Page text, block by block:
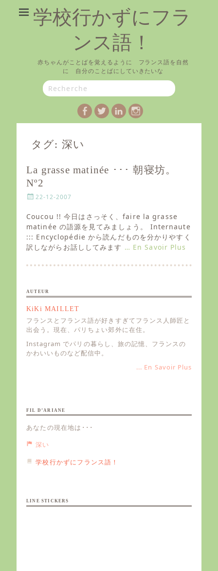
学校行かずにフラ
ンス語！
赤ちゃんがことばを覚えるように フランス語を自然
に 自分のことばにしていきたいな
Search
for:
Facebook
TwitterLinkedIn
Instagram
タグ: 深い
La grasse matinée ･･･ 朝寝坊。
Nº2
P
s
e
d
o
22-12-2007
Coucou !! 今日はさっそく、faire la grasse
matinée の語源を見てみましょう。 Internaute
::: Encyclopédie から読んだものを分かりやすく
訳しながらお話ししてみます … En Savoir Plus
AUTEUR
KiKi MAILLET
フランスとフランス語が好きすぎてフランス人師匠と
出会う。現在、パリちょい郊外に在住。
Instagram でパリの暮らし、旅の記憶、フランスの
かわいいものなど配信中。
... En Savoir Plus
FIL D’ARIANE
あなたの現在地は･･･
深い
学校行かずにフランス語！
LINE STICKERS